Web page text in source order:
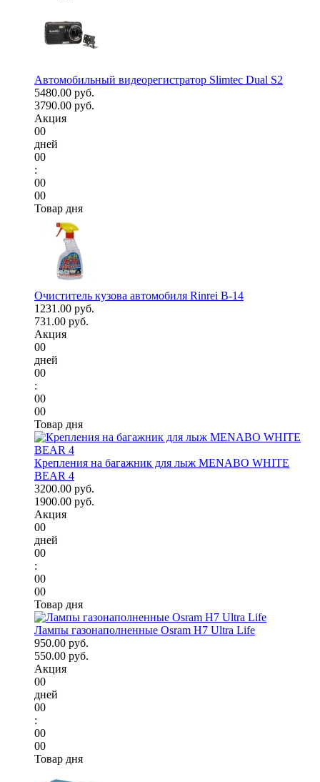
Автомобильный видеорегистратор Slimtec Dual S2
5480.00 руб.
3790.00 руб.
Акция
00
дней
00
:
00
00
Товар дня
Очиститель кузова автомобиля Rinrei B-14
1231.00 руб.
731.00 руб.
Акция
00
дней
00
:
00
00
Товар дня
Крепления на багажник для лыж MENABO WHITE
BEAR 4
3200.00 руб.
1900.00 руб.
Акция
00
дней
00
:
00
00
Товар дня
Лампы газонаполненные Osram H7 Ultra Life
950.00 руб.
550.00 руб.
Акция
00
дней
00
:
00
00
Товар дня